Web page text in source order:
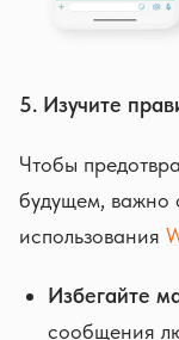
5. Изучите
Чтобы
будущем, важно
использования
Избегайте
сообщения